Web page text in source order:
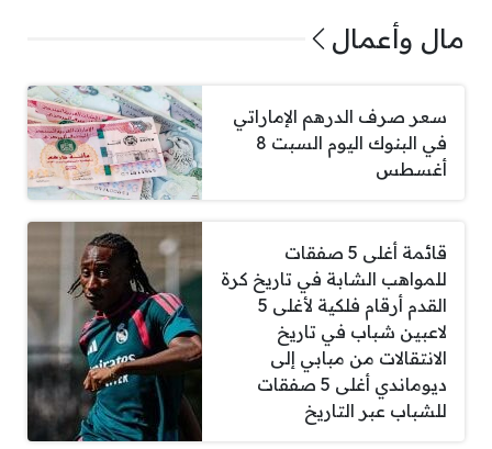
مال وأعمال
سعر صرف الدرهم الإماراتي
في البنوك اليوم السبت 8
أغسطس
قائمة أغلى 5 صفقات
للمواهب الشابة في تاريخ كرة
القدم أرقام فلكية لأغلى 5
لاعبين شباب في تاريخ
الانتقالات من مبابي إلى
ديوماندي أغلى 5 صفقات
للشباب عبر التاريخ